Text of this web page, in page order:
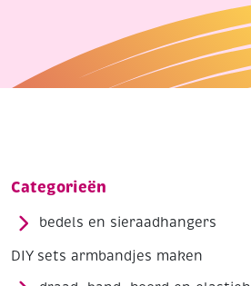
Categorieën
bedels en sieraadhangers
DIY sets armbandjes maken